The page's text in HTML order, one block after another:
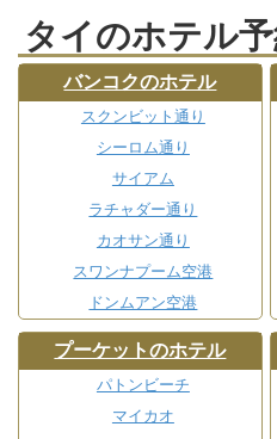
タイのホテル
バンコクのホテル
スクンビット通り
シーロム通り
サイアム
ラチャダー通り
カオサン通り
スワンナプーム空港
ドンムアン空港
プーケットのホテル
パトンビーチ
マイカオ